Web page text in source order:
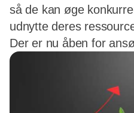
så de kan øge
udnytte deres
Der er nu åben for